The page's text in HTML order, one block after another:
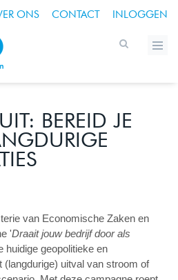
ONS CONTACT INLOGGEN
BEREID JE
van Economische Zaken en
'Draait jouw bedrijf door als
huidige geopolitieke en
uitval van stroom of